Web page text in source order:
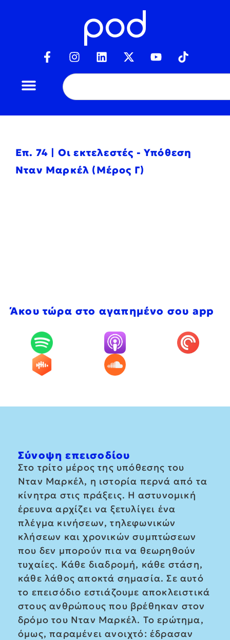
Επ. 74 | Οι εκτελεστές - Υπόθεση
Νταν Μαρκέλ (Μέρος Γ)
Άκου τώρα στο αγαπημένο σου app
Σύνοψη επεισοδίου
Στο τρίτο μέρος της υπόθεσης του
Νταν Μαρκέλ, η ιστορία περνά από τα
κίνητρα στις πράξεις. Η αστυνομική
έρευνα αρχίζει να ξετυλίγει ένα
πλέγμα κινήσεων, τηλεφωνικών
κλήσεων και χρονικών συμπτώσεων
που δεν μπορούν πια να θεωρηθούν
τυχαίες. Κάθε διαδρομή, κάθε στάση,
κάθε λάθος αποκτά σημασία. Σε αυτό
το επεισόδιο εστιάζουμε αποκλειστικά
στους ανθρώπους που βρέθηκαν στον
δρόμο του Νταν Μαρκέλ. Το ερώτημα,
όμως, παραμένει ανοιχτό: έδρασαν